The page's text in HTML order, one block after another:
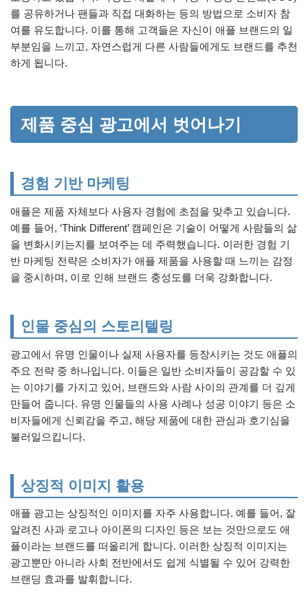
를 공유하거나 팬들과 직접 대화하는 등의 방법으로 소비자 참
여를 유도합니다. 이를 통해 고객들은 자신이 애플 브랜드의 일
부분임을 느끼고, 자연스럽게 다른 사람들에게도 브랜드를 추천
하게 됩니다.
제품 중심 광고에서 벗어나기
경험 기반 마케팅
애플은 제품 자체보다 사용자 경험에 초점을 맞추고 있습니다.
예를 들어, ‘Think Different’ 캠페인은 기술이 어떻게 사람들의 삶
을 변화시키는지를 보여주는 데 주력했습니다. 이러한 경험 기
반 마케팅 전략은 소비자가 애플 제품을 사용할 때 느끼는 감정
을 중시하며, 이로 인해 브랜드 충성도를 더욱 강화합니다.
인물 중심의 스토리텔링
광고에서 유명 인물이나 실제 사용자를 등장시키는 것도 애플의
주요 전략 중 하나입니다. 이들은 일반 소비자들이 공감할 수 있
는 이야기를 가지고 있어, 브랜드와 사람 사이의 관계를 더 깊게
만들어 줍니다. 유명 인물들의 사용 사례나 성공 이야기 등은 소
비자들에게 신뢰감을 주고, 해당 제품에 대한 관심과 호기심을
불러일으킵니다.
상징적 이미지 활용
애플 광고는 상징적인 이미지를 자주 사용합니다. 예를 들어, 잘
알려진 사과 로고나 아이폰의 디자인 등은 보는 것만으로도 애
플이라는 브랜드를 떠올리게 합니다. 이러한 상징적 이미지는
광고뿐만 아니라 사회 전반에서도 쉽게 식별될 수 있어 강력한
브랜딩 효과를 발휘합니다.